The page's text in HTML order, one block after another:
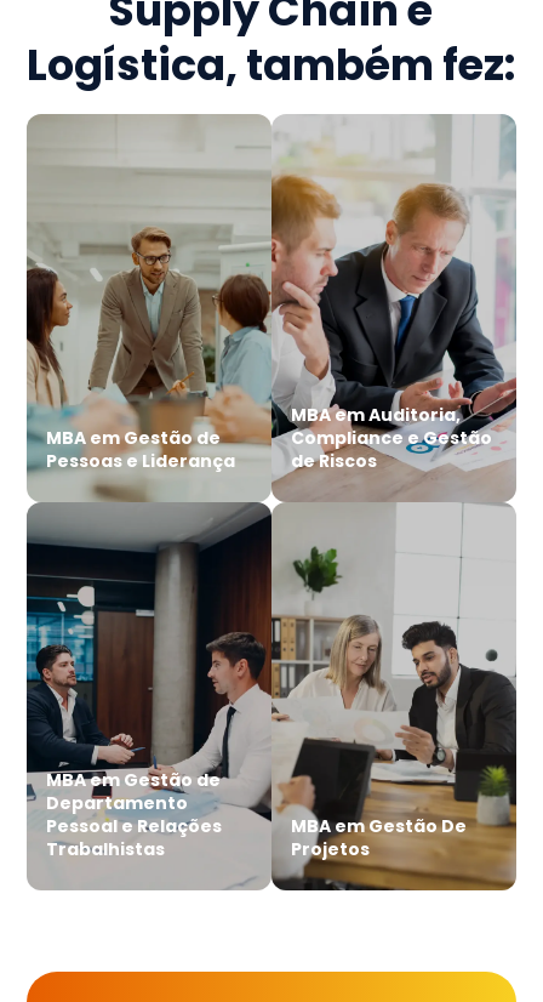
Logística, também fez:
MBA em Gestão de
Pessoas e Liderança
MBA em Auditoria,
Compliance e Gestão
de Riscos
MBA em Gestão de
Departamento
Pessoal e Relações
Trabalhistas
MBA em Gestão De
Projetos